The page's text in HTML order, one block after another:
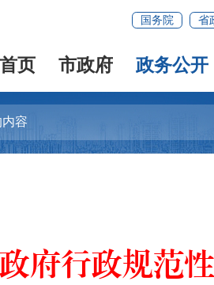
国务院 省
首页 市政府 政务公开
府行政规范